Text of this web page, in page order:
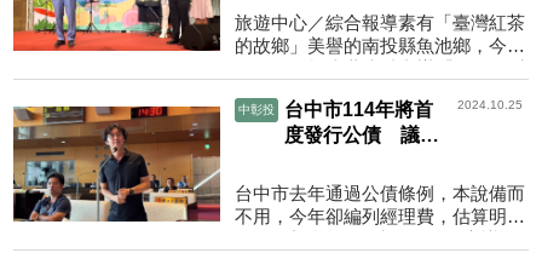
季」11月盛大展開
旅遊中心／綜合報導素有「臺灣紅茶
的故鄉」美譽的南投縣魚池鄉，今
動記者會，正式揭開為...
中彰投
台中市114年將首
度發行公債 議員
2024.10.25
台中市去年通過公債條例，本說備而
不用，今年卻編列經理費，估算明年